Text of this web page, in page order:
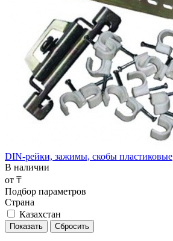
DIN-рейки, зажимы, скобы пластиковые
В наличии
от ₸
Подбор параметров
Страна
Казахстан